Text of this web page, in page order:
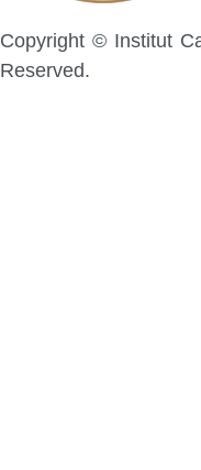
Copyright © Institut
Reserved.